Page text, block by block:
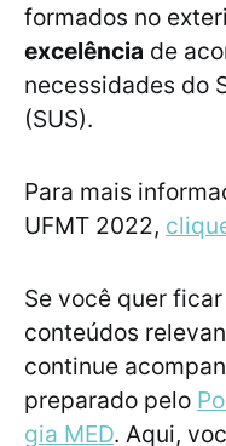
formados no
excelência de
necessidades do
(SUS).
Para mais
UFMT 2022,
Se você quer
conteúdos
continue
preparado pelo
gia MED. Aqui,